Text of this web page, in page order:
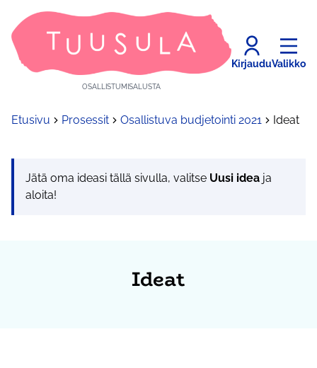
OSALLISTUMISALUSTA
KirjauduValikko
Etusivu Prosessit Osallistuva budjetointi 2021 Ideat
Jätä oma ideasi tällä sivulla, valitse Uusi idea ja
aloita!
Ideat